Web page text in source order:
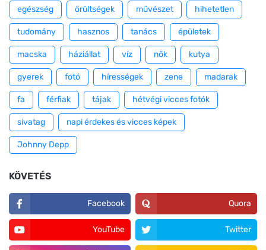
egészség őrültségek művészet hihetetlen
tudomány hasznos tanács épületek
macska háziállat víz nők kutya
gyerek fotó hírességek zene madarak
fa férfiak tájak hétvégi vicces fotók
sivatag napi érdekes és vicces képek
Johnny Depp
KÖVETÉS
Facebook Quora
YouTube Twitter